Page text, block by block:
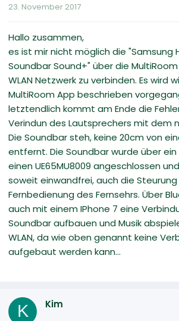
e
t
m
23. November 2017
Hallo zusammen,
es ist mir nicht möglich die "Samsung
Soundbar Sound+" über die
WLAN Netzwerk zu verbinden. Es wird
MultiRoom App beschrieben
letztendlich kommt am Ende die
Verindun des Lautsprechers mit dem
Die Soundbar steh, keine 20cm von
entfernt. Die Soundbar wurde über ein
einen UE65MU8009 angeschlossen
soweit einwandfrei, auch die
Fernbedienung des Fernsehrs. Über
auch mit einem IPhone 7 eine
Soundbar aufbauen und Musik
WLAN, da wie oben genannt keine
aufgebaut werden kann...
K Kim